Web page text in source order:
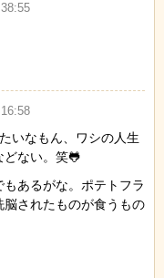
いなもん、ワシの人生
どない。笑🐸
あるがな。ポテトフラ
されたものが食うもの